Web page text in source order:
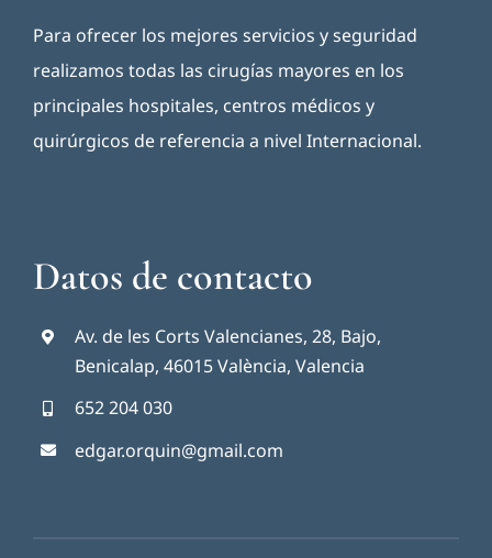
Para ofrecer los mejores servicios y seguridad
realizamos todas las cirugías mayores en los
principales hospitales, centros médicos y
quirúrgicos de referencia a nivel Internacional.
Datos de contacto
Av. de les Corts Valencianes, 28, Bajo,
Benicalap, 46015 València, Valencia
652 204 030
edgar.orquin@gmail.com